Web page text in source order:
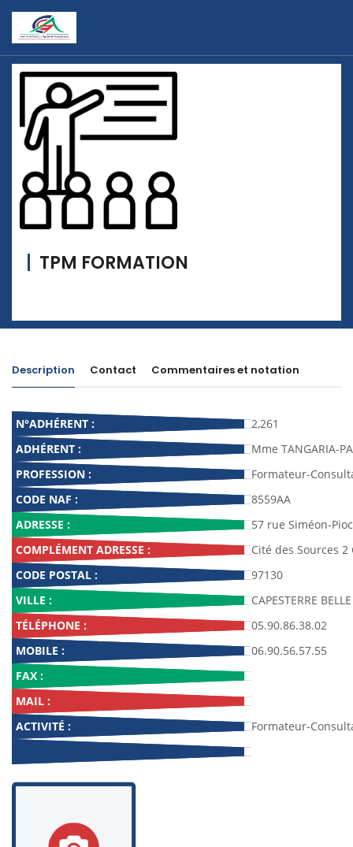
TPM FORMATION
Description Contact Commentaires et notation
N°ADHÉRENT :
2,261
ADHÉRENT :
Mme TANGARIA-
PROFESSION :
Formateur-
CODE NAF :
8559AA
ADRESSE :
57 rue Siméon-
COMPLÉMENT ADRESSE :
Cité des Sources
CODE POSTAL :
97130
VILLE :
CAPESTERRE
TÉLÉPHONE :
05.90.86.38.02
MOBILE :
06.90.56.57.55
FAX :
MAIL :
ACTIVITÉ :
Formateur-